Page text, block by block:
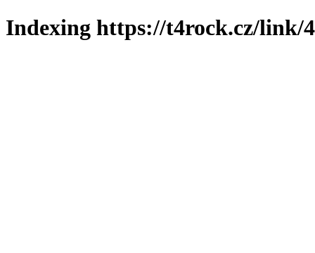
Indexing https://t4rock.cz/link/